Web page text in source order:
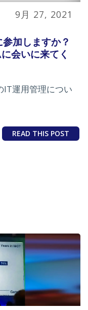
9月 27, 2021
加しますか？
会いに来てく
IT運用管理につい
READ THIS POST